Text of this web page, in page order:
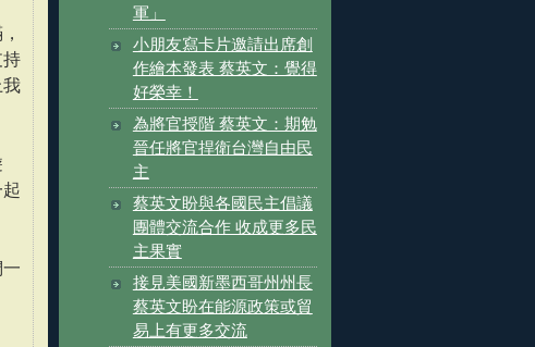
持
我
軍」
小朋友寫卡片邀請出席創
作繪本發表 蔡英文：覺得
好榮幸！
為將官授階 蔡英文：期勉
晉任將官捍衛台灣自由民
主
蔡英文盼與各國民主倡議
團體交流合作 收成更多民
主果實
接見美國新墨西哥州州長
蔡英文盼在能源政策或貿
易上有更多交流